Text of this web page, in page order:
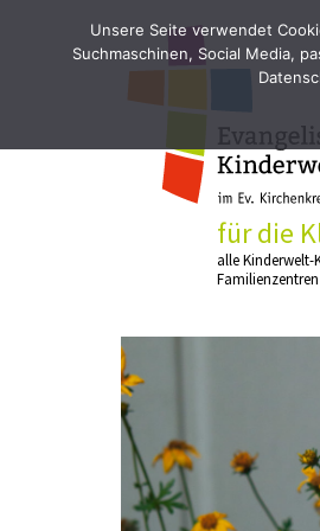
für die
alle Kinderwelt-
Unsere Seite verwendet
Suchmaschinen, Social Media,